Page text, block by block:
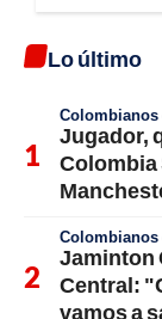
Lo último
Colombianos
Jugador,
Colombia
Colombianos
Jaminton
Central:
vamos a